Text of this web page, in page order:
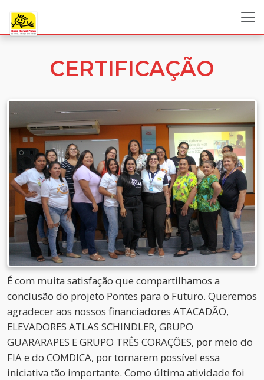
CERTIFICAÇÃO
É com muita satisfação que compartilhamos a
conclusão do projeto Pontes para o Futuro. Queremos
agradecer aos nossos financiadores ATACADÃO,
ELEVADORES ATLAS SCHINDLER, GRUPO
GUARARAPES E GRUPO TRÊS CORAÇÕES, por meio do
FIA e do COMDICA, por tornarem possível essa
iniciativa tão importante. Como última atividade foi